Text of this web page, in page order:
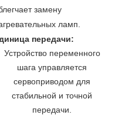
замену
ламп.
передачи:
Устройство переменного
шага управляется
сервоприводом для
стабильной и точной
передачи.